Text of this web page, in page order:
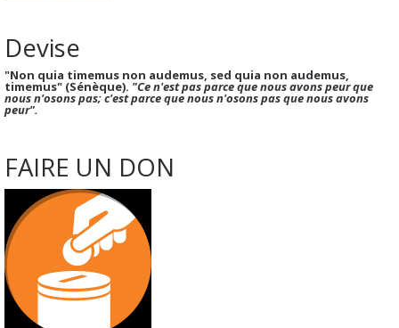
Devise
"Non quia timemus non audemus, sed quia non audemus,
timemus" (Sénèque). "Ce n'est pas parce que nous avons peur que
nous n'osons pas; c'est parce que nous n'osons pas que nous avons
peur".
FAIRE UN DON